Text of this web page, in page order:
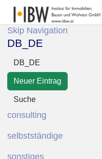
Skip Navigation
DB_DE
DB_DE
Neuer Eintrag
Suche
consulting
selbstständige
sonstiges